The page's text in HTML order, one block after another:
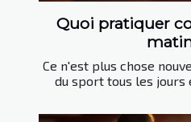
Quoi pratiquer
Ce n'est plus chose
du sport tous les jours